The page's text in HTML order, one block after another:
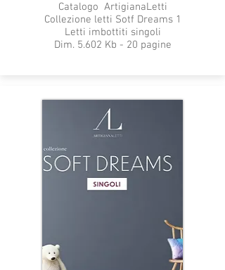
Catalogo ArtigianaLetti
Collezione letti Sotf Dreams 1
Letti imbottiti singoli
Dim. 5.602 Kb - 20 pagine